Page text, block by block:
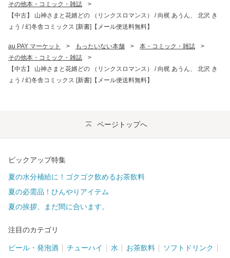
その他本・コミック・雑誌
>
【中古】 山神さまと花婿どの （リンクスロマンス） / 向梶 あうん、 北沢 き
ょう / 幻冬舎コミックス [新書]【メール便送料無料】
au PAY マーケット > もったいない本舗 > 本・コミック・雑誌
>
その他本・コミック・雑誌
>
【中古】 山神さまと花婿どの （リンクスロマンス） / 向梶 あうん、 北沢 き
ょう / 幻冬舎コミックス [新書]【メール便送料無料】
ページトップへ
ピックアップ特集
夏の水分補給に！ゴクゴク飲めるお茶飲料
夏の必需品！ひんやりアイテム
夏の挨拶、まだ間に合います。
注目のカテゴリ
ビール・発泡酒 チューハイ 水 お茶飲料 ソフトドリンク